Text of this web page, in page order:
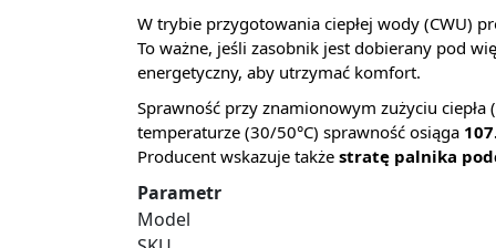
W trybie przygotowania ciepłej wody (CWU)
To ważne, jeśli zasobnik jest dobierany pod
energetyczny, aby utrzymać komfort.
Sprawność przy znamionowym zużyciu ciepła
temperaturze (30/50°C) sprawność osiąga
Producent wskazuje także stratę palnika
Parametr
Model